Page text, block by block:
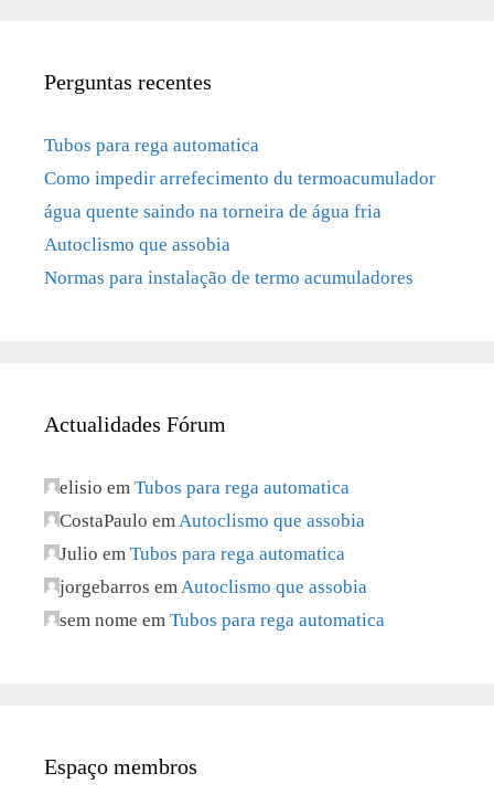
Perguntas recentes
Tubos para rega automatica
Como impedir arrefecimento du termoacumulador
água quente saindo na torneira de água fria
Autoclismo que assobia
Normas para instalação de termo acumuladores
Actualidades Fórum
elisio em Tubos para rega automatica
CostaPaulo em Autoclismo que assobia
Julio em Tubos para rega automatica
jorgebarros em Autoclismo que assobia
sem nome em Tubos para rega automatica
Espaço membros